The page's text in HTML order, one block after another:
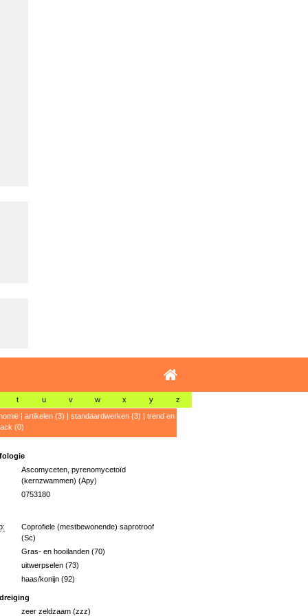
t u v w x y z
| artikelen (3) | standaardwerken (3) | trend en
(0)
Ascomyceten, pyrenomycetoïd
(kernzwammen) (Apy)
0753180
Coprofiele (mestbewonende) saprotroof
(Sc)
Gras- en hooilanden (70)
uitwerpselen (73)
haas/konijn (92)
zeer zeldzaam (zzz)